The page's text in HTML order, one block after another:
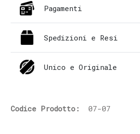
Pagamenti
Spedizioni e Resi
Unico e Originale
Codice Prodotto: 07-07